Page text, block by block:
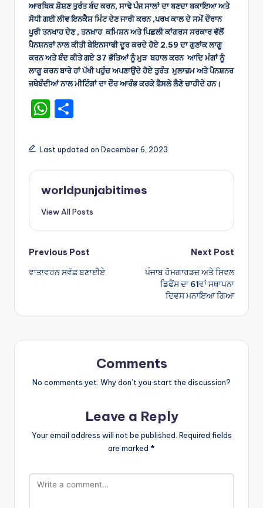
ਆਰਥਿਕ ਸ਼ੋਸ਼ਣ ਤੁਰੰਤ ਬੰਦ ਕਰਨ, ਸਾਢੇ ਪੰਜ ਸਾਲਾਂ ਦਾ ਬਣਦਾ ਬਕਾਇਆ ਅਤੇ
ਸੋਧੀ ਗਈ ਲੀਵ ਇਨਕੈਸ਼ ਮਿੰਟ ਦੇਣ ਜਾਰੀ ਕਰਨ ,ਪਰਖ ਕਾਲ ਦੇ ਸਮੇਂ ਦੌਰਾਨ
ਪੂਰੀ ਤਨਖਾਹ ਦੇਣ , ਤਨਖ਼ਾਹ ਕਮਿਸ਼ਨ ਅਤੇ ਪਿਛਲੀ ਕਾਂਗਰਸ ਸਰਕਾਰ ਵੱਲੋਂ
ਪੈਨਸ਼ਨਰਾਂ ਨਾਲ ਕੀਤੀ ਬੇਇਨਸਾਫੀ ਦੂਰ ਕਰਦੇ ਹੋਏ 2.59 ਦਾ ਗੁਣਾਂਕ ਲਾਗੂ
ਕਰਨ ਅਤੇ ਬੰਦ ਕੀਤੇ ਗਏ 37 ਭੱਤਿਆਂ ਨੂੰ ਮੁੜ ਬਹਾਲ ਕਰਨ ਆਦਿ ਮੰਗਾਂ ਨੂੰ
ਲਾਗੂ ਕਰਨ ਬਾਰੇ ਹਾਂ ਪੱਖੀ ਪਹੁੰਚ ਅਪਣਾਉਂਦੇ ਹੋਏ ਤੁਰੰਤ ਮੁਲਾਜ਼ਮ ਅਤੇ ਪੈਨਸ਼ਨਰ
ਜਥੇਬੰਦੀਆਂ ਨਾਲ ਮੀਟਿੰਗਾਂ ਦਾ ਦੌਰ ਆਰੰਭ ਕਰਕੇ ਫੈਸਲੇ ਲੈਣੇ ਚਾਹੀਦੇ ਹਨ।
W
a
ts
A
p
ar
e
Last updated on December 6, 2023
worldpunjabitimes
View All Posts
Post
navigation
Previous Post
ਵਾਤਾਵਰਨ ਸਵੱਛ ਬਣਾਈਏ
Next Post
ਪੰਜਾਬ ਹੋਮਗਾਰਡਜ਼ ਅਤੇ ਸਿਵਲ
ਡਿਫੈਂਸ ਦਾ 61ਵਾਂ ਸਥਾਪਨਾ
ਦਿਵਸ ਮਨਾਇਆ ਗਿਆ
Comments
No comments yet. Why don’t you start the discussion?
Leave a Reply
Your email address will not be published. Required fields
are marked *